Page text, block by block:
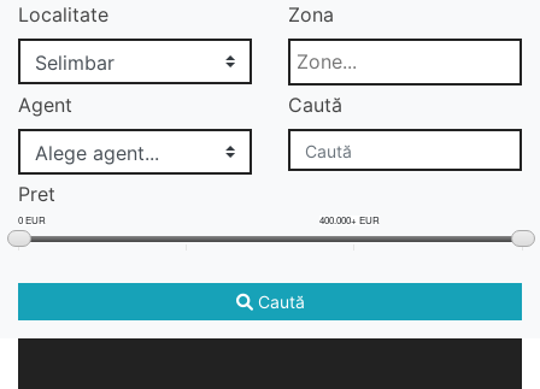
Localitate Zona
Agent Caută
Pret
0 EUR 400.000+ EUR
Caută